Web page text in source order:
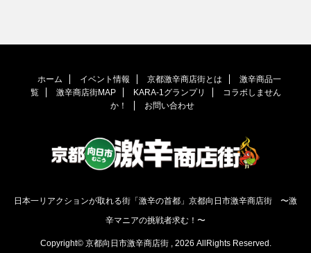
ホーム イベント情報 京都激辛商店街とは
激辛商品一
覧
激辛商店街MAP KARA-1グランプリ
コラボしません
か！
お問い合わせ
日本一リアクションが取れる街「激辛の首都」京都向日市激辛商店街 〜激
辛マニアの挑戦者求む！〜
Copyright© 京都向日市激辛商店街 , 2026 AllRights Reserved.